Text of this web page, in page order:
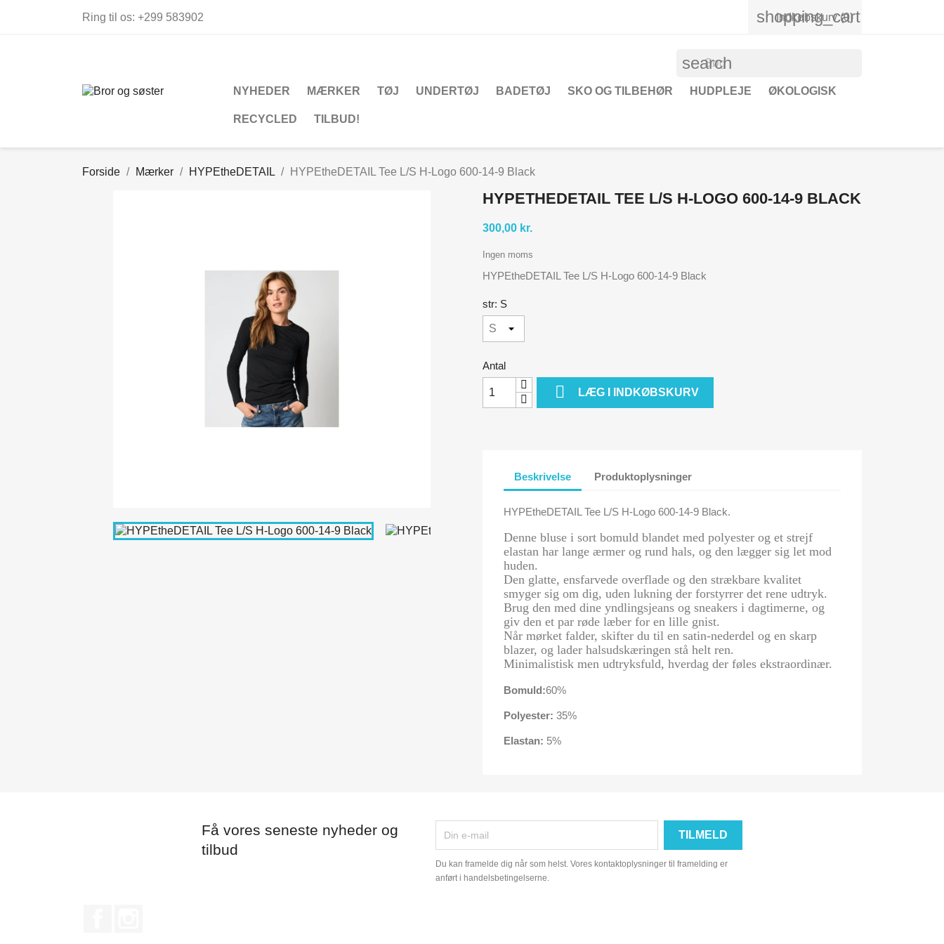
Ring til os: +299 583902 shopping_cart
Indkøbskurv (0)
search
NYHEDER MÆRKER TØJ UNDERTØJ BADETØJ SKO OG TILBEHØR HUDPLEJE ØKOLOGISK
RECYCLED TILBUD!
Forside Mærker HYPEtheDETAIL HYPEtheDETAIL Tee L/S H-Logo 600-14-9 Black
HYPETHEDETAIL TEE L/S H-LOGO 600-14-9 BLACK
300,00 kr.
Ingen moms
HYPEtheDETAIL Tee L/S H-Logo 600-14-9 Black
str: S
Antal
 LÆG I INDKØBSKURV
Beskrivelse Produktoplysninger
HYPEtheDETAIL Tee L/S H-Logo 600-14-9 Black.
Denne bluse i sort bomuld blandet med polyester og et strejf
elastan har lange ærmer og rund hals, og den lægger sig let mod
huden.
Den glatte, ensfarvede overflade og den strækbare kvalitet
smyger sig om dig, uden lukning der forstyrrer det rene udtryk.
Brug den med dine yndlingsjeans og sneakers i dagtimerne, og
giv den et par røde læber for en lille gnist.
Når mørket falder, skifter du til en satin-nederdel og en skarp
blazer, og lader halsudskæringen stå helt ren.
Minimalistisk men udtryksfuld, hverdag der føles ekstraordinær.
Bomuld:60%
Polyester: 35%
Elastan: 5%
Få vores seneste nyheder og
tilbud
Du kan framelde dig når som helst. Vores kontaktoplysninger til framelding er
anført i handelsbetingelserne.